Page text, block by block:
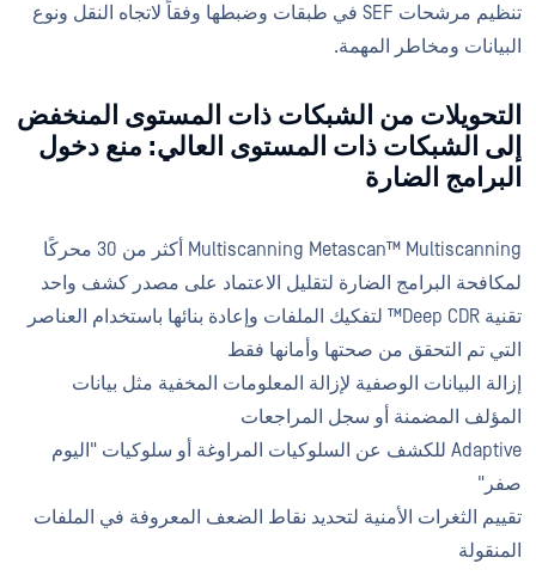
تنظيم مرشحات SEF في طبقات وضبطها وفقاً لاتجاه النقل ونوع
البيانات ومخاطر المهمة.
التحويلات من الشبكات ذات المستوى المنخفض
إلى الشبكات ذات المستوى العالي: منع دخول
البرامج الضارة
Multiscanning Metascan™ Multiscanning أكثر من 30 محركًا
لمكافحة البرامج الضارة لتقليل الاعتماد على مصدر كشف واحد
تقنية Deep CDR™ لتفكيك الملفات وإعادة بنائها باستخدام العناصر
التي تم التحقق من صحتها وأمانها فقط
إزالة البيانات الوصفية لإزالة المعلومات المخفية مثل بيانات
المؤلف المضمنة أو سجل المراجعات
Adaptive للكشف عن السلوكيات المراوغة أو سلوكيات "اليوم
صفر"
تقييم الثغرات الأمنية لتحديد نقاط الضعف المعروفة في الملفات
المنقولة